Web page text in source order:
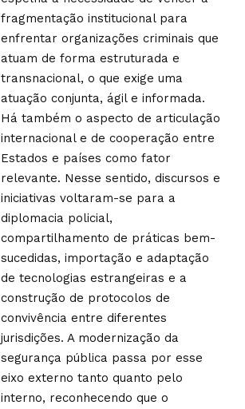
fragmentação institucional para
enfrentar organizações criminais que
atuam de forma estruturada e
transnacional, o que exige uma
atuação conjunta, ágil e informada.
Há também o aspecto de articulação
internacional e de cooperação entre
Estados e países como fator
relevante. Nesse sentido, discursos e
iniciativas voltaram-se para a
diplomacia policial,
compartilhamento de práticas bem-
sucedidas, importação e adaptação
de tecnologias estrangeiras e a
construção de protocolos de
convivência entre diferentes
jurisdições. A modernização da
segurança pública passa por esse
eixo externo tanto quanto pelo
interno, reconhecendo que o